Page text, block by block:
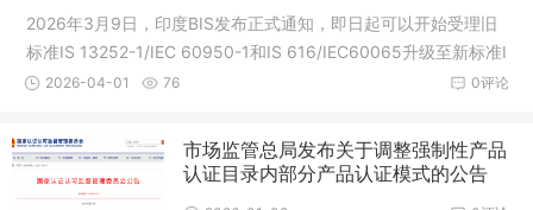
2026年3月9日，印度BIS发布正式通知，即日起可以开始受理旧
标准IS 13252-1/IEC 60950-1和IS 616/IEC60065升级至新标准I
S 62368-1/IEC62368-1的申请，升级的方式为送样全新测试，R
0评论
2026-04-01 76
市场监管总局发布关于调整强制性产品
认证目录内部分产品认证模式的公告